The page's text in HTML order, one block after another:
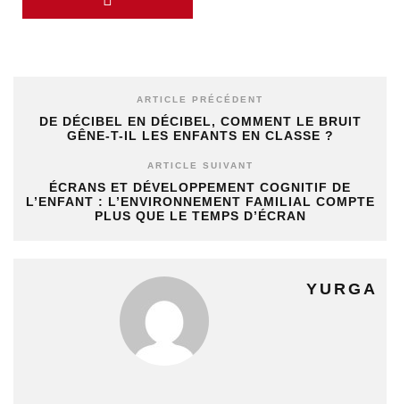
ARTICLE PRÉCÉDENT
DE DÉCIBEL EN DÉCIBEL, COMMENT LE BRUIT
GÊNE-T-IL LES ENFANTS EN CLASSE ?
ARTICLE SUIVANT
ÉCRANS ET DÉVELOPPEMENT COGNITIF DE
L’ENFANT : L’ENVIRONNEMENT FAMILIAL COMPTE
PLUS QUE LE TEMPS D’ÉCRAN
YURGA